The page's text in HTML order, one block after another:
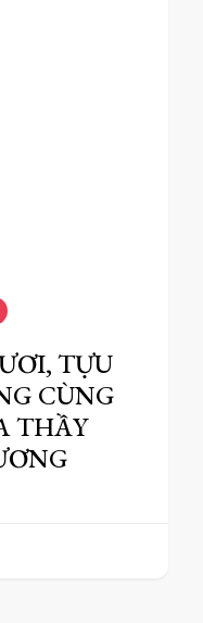
TỰU
CÙNG
THẦY